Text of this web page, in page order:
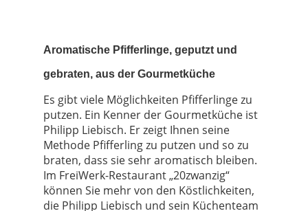
Aromatische Pfifferlinge, geputzt und
gebraten, aus der Gourmetküche
Es gibt viele Möglichkeiten Pfifferlinge zu
putzen. Ein Kenner der Gourmetküche ist
Philipp Liebisch. Er zeigt Ihnen seine
Methode Pfifferling zu putzen und so zu
braten, dass sie sehr aromatisch bleiben.
Im FreiWerk-Restaurant „20zwanzig“
können Sie mehr von den Köstlichkeiten,
die Philipp Liebisch und sein Küchenteam